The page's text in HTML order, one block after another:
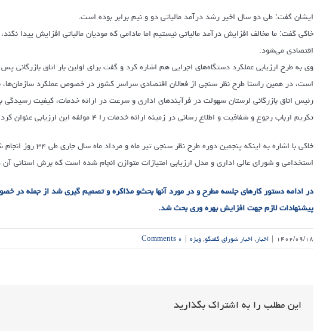
ایشان گفت: طی دو سال اخیر رشد درآمد مالیاتی دو و نیم برابر بوده است.
خاکی گفت: ما مخالف افزایش درآمد مالیاتی نیستیم اما مادامی که مودیان مالیاتی افزایش پیدا
اقتصادی می‌شود.
است، در همین راستا طرح نظر سنجی از فعالان اقتصادی سراسر کشور در خصوص عملکرد سازمان‌ها،
رئیس اتاق بازرگانی لرستان سهولت در فرآیندهای اداری و سرعت در ارائه خدمات، کیفیت رسیدگی
تکریم ارباب رجوع و شفافیت و اطلاع رسانی در زمینه ارائه خدمات را ۴ مولفه این ارزیابی عنوان کرد.
خاکی با اشاره به
استخدامی و شورای عالی اداری و مدل ارزیابی امتیازات متوازن انجام شده است که برش استانی
در ادامه دستور کارهای جلسه مطرح و در مورد آنها بحث‌و مذاکره و تصمیم گیری شد از جمله در
پیشنهادات لازم جهت افزایش بهره وری بحث شد.
۱۴۰۲/۰۹/۱۸ | اخبار,اخبار شورای گفتگو,ویژه | ۰ Comments
این مطلب را به اشتراک بگذارید